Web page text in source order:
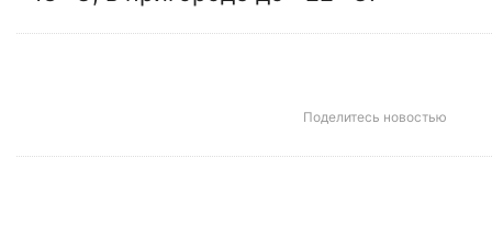
Поделитесь новостью